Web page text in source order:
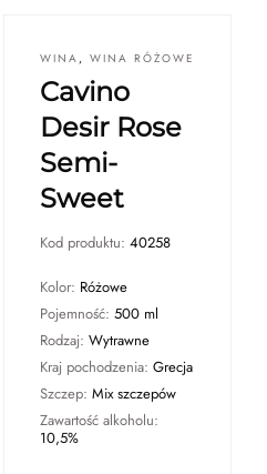
WINA , WINA RÓŻOWE
Cavino
Desir Rose
Semi-
Sweet
Kod produktu: 40258
Kolor: Różowe
Pojemność: 500 ml
Rodzaj: Wytrawne
Kraj pochodzenia: Grecja
Szczep: Mix szczepów
Zawartość alkoholu:
10,5%